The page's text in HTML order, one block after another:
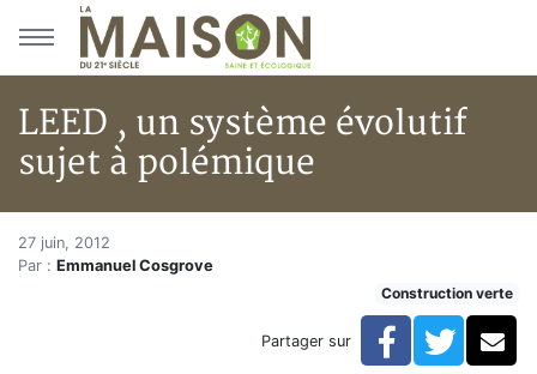
Aller au menu principal
Aller au contenu principal
LEED , un système évolutif
sujet à polémique
Accueil
Articles
LEED , un système évolutif sujet à polémique
LEED , un système évolutif
27 juin, 2012
Par : Emmanuel Cosgrove
Construction verte
Partager sur Facebook